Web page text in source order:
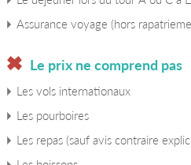
Assurance voyage (hors
Le prix ne comprend pas
Les vols internationaux
Les pourboires
Les repas (sauf avis contraire